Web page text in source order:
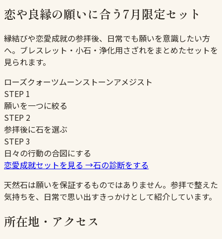
恋や良縁の願いに合う7月限定セット
縁結びや恋愛成就の参拝後、日常でも願いを意識したい方
へ。ブレスレット・小石・浄化用さざれをまとめたセットを
見られます。
ローズクォーツムーンストーンアメジスト
STEP 1
願いを一つに絞る
STEP 2
参拝後に石を選ぶ
STEP3
日々の行動の合図にする
恋愛成就セットを見る →石の診断をする
天然石は願いを保証するものではありません。参拝で整えた
気持ちを、日常で思い出すきっかけとして紹介しています。
所在地・アクセス